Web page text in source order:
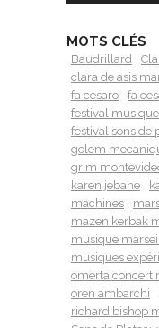
MOTS CLÉS
Baudrillard
clara de asis
fa cesaro
fa
festival
festival sons de
golem
grim
karen jebane
machines
mazen kerbak
musique
musiques
omerta concert
oren ambarchi
richard bishop